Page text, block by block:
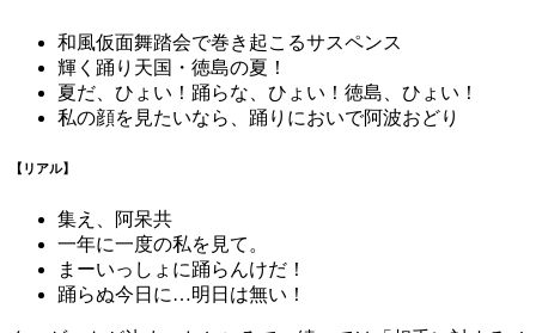
和風仮面舞踏会で巻き起こるサスペンス
輝く踊り天国・徳島の夏！
夏だ、ひょい！踊らな、ひょい！徳島、ひょい！
私の顔を見たいなら、踊りにおいで阿波おどり
【リアル】
集え、阿呆共
一年に一度の私を見て。
まーいっしょに踊らんけだ！
踊らぬ今日に…明日は無い！